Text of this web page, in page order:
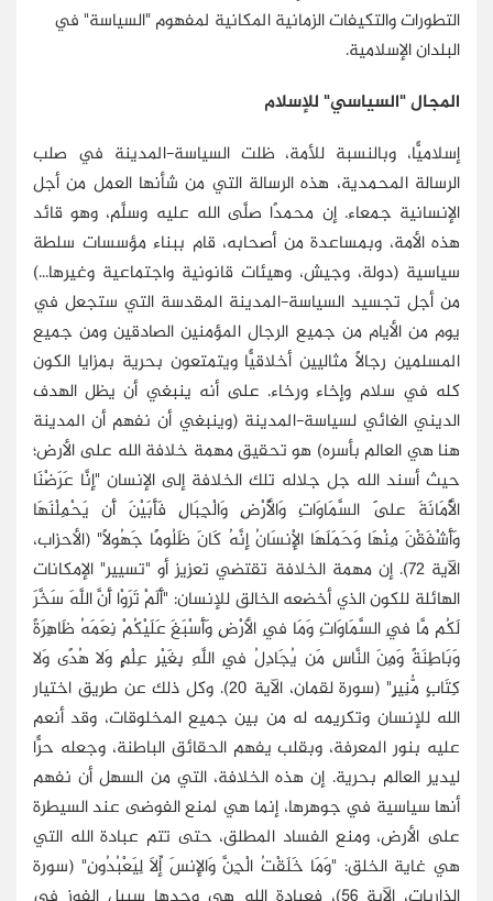
التطورات والتكيفات الزمانية المكانية لمفهوم "السياسة" في
البلدان الإسلامية.
المجال "السياسي" للإسلام
إسلاميًّا، وبالنسبة للأمة، ظلت السياسة-المدينة في صلب
الرسالة المحمدية، هذه الرسالة التي من شأنها العمل من أجل
الإنسانية جمعاء. إن محمدًا صلَّى الله عليه وسلَّم، وهو قائد
هذه الأمة، وبمساعدة من أصحابه، قام ببناء مؤسسات سلطة
سياسية (دولة، وجيش، وهيئات قانونية واجتماعية وغيرها...)
من أجل تجسيد السياسة-المدينة المقدسة التي ستجعل في
يوم من الأيام من جميع الرجال المؤمنين الصادقين ومن جميع
المسلمين رجالًا مثاليين أخلاقيًّا ويتمتعون بحرية بمزايا الكون
كله في سلام وإخاء ورخاء. على أنه ينبغي أن يظل الهدف
الديني الغائي لسياسة-المدينة (وينبغي أن نفهم أن المدينة
هنا هي العالم بأسره) هو تحقيق مهمة خلافة الله على الأرض؛
حيث أسند الله جل جلاله تلك الخلافة إلى الإنسان "إِنَّا عَرَضْنَا
الْأَمَانَةَ عَلَى السَّمَاوَاتِ وَالْأَرْضِ وَالْجِبَالِ فَأَبَيْنَ أَن يَحْمِلْنَهَا
وَأَشْفَقْنَ مِنْهَا وَحَمَلَهَا الْإِنسَانُ إِنَّهُ كَانَ ظَلُومًا جَهُولًا" (الأحزاب،
الآية 72). إن مهمة الخلافة تقتضي تعزيز أو "تسيير" الإمكانات
الهائلة للكون الذي أخضعه الخالق للإنسان: "أَلَمْ تَرَوْا أَنَّ اللَّهَ سَخَّرَ
لَكُم مَّا فِي السَّمَاوَاتِ وَمَا فِي الأَرْضِ وَأَسْبَغَ عَلَيْكُمْ نِعَمَهُ ظَاهِرَةً
وَبَاطِنَةً وَمِنَ النَّاسِ مَن يُجَادِلُ فِي اللَّهِ بِغَيْرِ عِلْمٍ وَلا هُدًى وَلا
كِتَابٍ مُّنِيرٍ" (سورة لقمان، الآية 20). وكل ذلك عن طريق اختيار
الله للإنسان وتكريمه له من بين جميع المخلوقات، وقد أنعم
عليه بنور المعرفة، وبقلب يفهم الحقائق الباطنة، وجعله حرًّا
ليدير العالم بحرية. إن هذه الخلافة، التي من السهل أن نفهم
أنها سياسية في جوهرها، إنما هي لمنع الفوضى عند السيطرة
على الأرض، ومنع الفساد المطلق، حتى تتم عبادة الله التي
هي غاية الخلق: "وَمَا خَلَقْتُ الْجِنَّ وَالإِنسَ إِلاَّ لِيَعْبُدُونِ" (سورة